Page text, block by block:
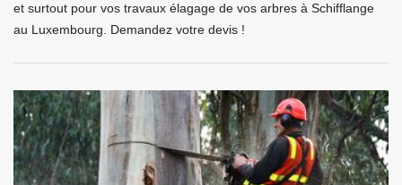
et surtout pour vos travaux élagage de vos arbres à Schifflange
au Luxembourg. Demandez votre devis !